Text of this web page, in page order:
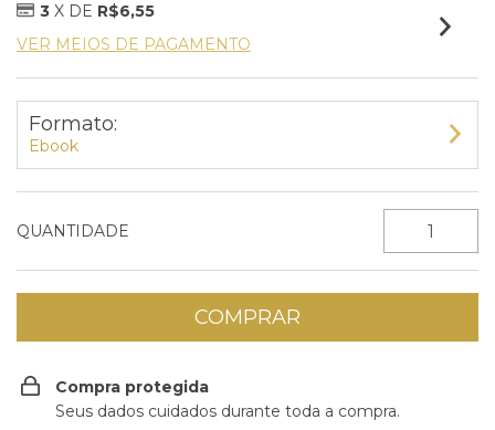
3 X DE R$6,55
VER MEIOS DE PAGAMENTO
Formato:
Ebook
QUANTIDADE
Compra protegida
Seus dados cuidados durante toda a compra.